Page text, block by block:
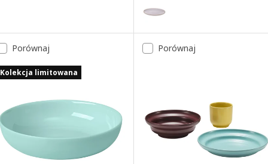
Wariant: FÄRGKLAR, Talerz,
Wariant: FÄRGKLAR, Talerz,
Porównaj
Kolekcja limitowana
Porównaj